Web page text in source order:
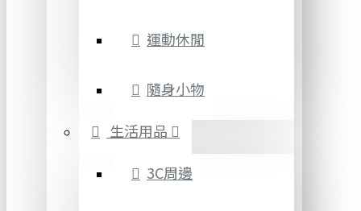
運動休閒
隨身小物
生活用品
3C周邊